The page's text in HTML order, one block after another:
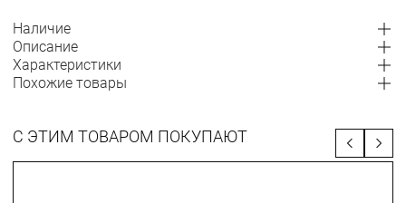
Наличие
Описание
Характеристики
Похожие товары
С ЭТИМ ТОВАРОМ ПОКУПАЮТ